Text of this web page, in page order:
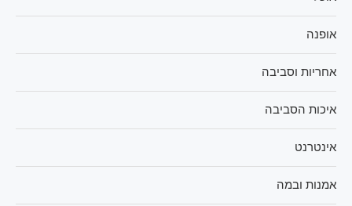
אופנה
אחריות וסביבה
איכות הסביבה
אינטרנט
אמנות ובמה